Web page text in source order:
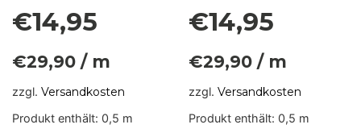
€14,95
€29,90 / m
zzgl. Versandkosten
Produkt enthält: 0,5 m
€14,95
€29,90 / m
zzgl. Versandkosten
Produkt enthält: 0,5 m